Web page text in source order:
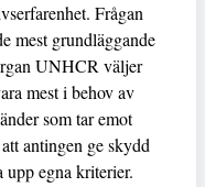
Frågan
mest grundläggande
UNHCR väljer
mest i behov av
som tar emot
antingen ge skydd
upp egna kriterier.